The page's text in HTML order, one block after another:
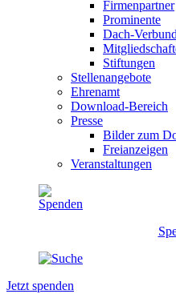
Firmenpartner
Prominente
Dach-Verbund
Stiftungen
Stellenangebote
Ehrenamt
Download-Bereich
Presse
Bilder zum
Freianzeigen
Veranstaltungen
Jetzt spenden